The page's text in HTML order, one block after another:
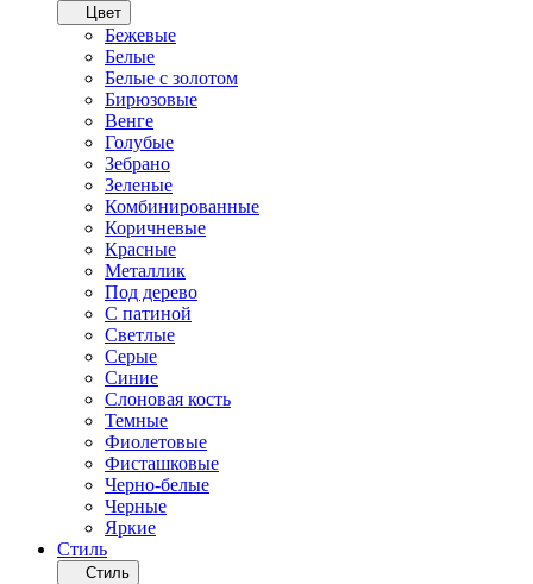
Цвет
Бежевые
Белые
Белые с золотом
Бирюзовые
Венге
Голубые
Зебрано
Зеленые
Комбинированные
Коричневые
Красные
Металлик
Под дерево
С патиной
Светлые
Серые
Синие
Слоновая кость
Темные
Фиолетовые
Фисташковые
Черно-белые
Черные
Яркие
Стиль
Стиль